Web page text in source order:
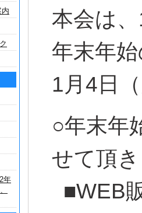
本会は
年末年
1月4日
○年末年
せて頂
■WEB
年